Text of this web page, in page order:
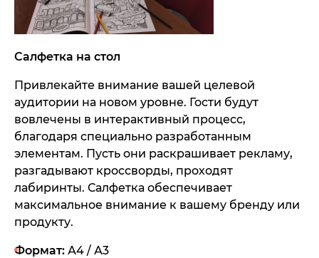
Салфетка на стол
Привлекайте внимание вашей целевой
аудитории на новом уровне. Гости будут
вовлечены в интерактивный процесс,
благодаря специально разработанным
элементам. Пусть они раскрашивает рекламу,
разгадывают кроссворды, проходят
лабиринты. Салфетка обеспечивает
максимальное внимание к вашему бренду или
продукту.
Формат: А4 / А3